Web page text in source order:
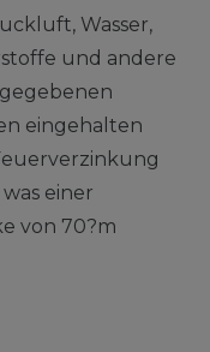
Wasser,
und andere
eingehalten
einer
von 70?m